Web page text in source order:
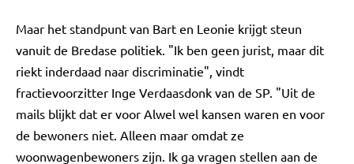
Maar het standpunt van Bart en Leonie krijgt steun
vanuit de Bredase politiek. "Ik ben geen jurist, maar dit
riekt inderdaad naar discriminatie", vindt
fractievoorzitter Inge Verdaasdonk van de SP. "Uit de
mails blijkt dat er voor Alwel wel kansen waren en voor
de bewoners niet. Alleen maar omdat ze
woonwagenbewoners zijn. Ik ga vragen stellen aan de